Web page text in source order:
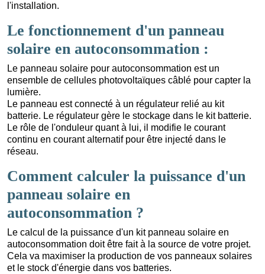
l'installation.
Le fonctionnement d'un panneau
solaire en autoconsommation :
Le panneau solaire pour autoconsommation est un
ensemble de cellules photovoltaïques câblé pour capter la
lumière.
Le panneau est connecté à un régulateur relié au kit
batterie. Le régulateur gère le stockage dans le kit batterie.
Le rôle de l'onduleur quant à lui, il modifie le courant
continu en courant alternatif pour être injecté dans le
réseau.
Comment calculer la puissance d'un
panneau solaire en
autoconsommation ?
Le calcul de la puissance d'un kit panneau solaire en
autoconsommation doit être fait à la source de votre projet.
Cela va maximiser la production de vos panneaux solaires
et le stock d'énergie dans vos batteries.